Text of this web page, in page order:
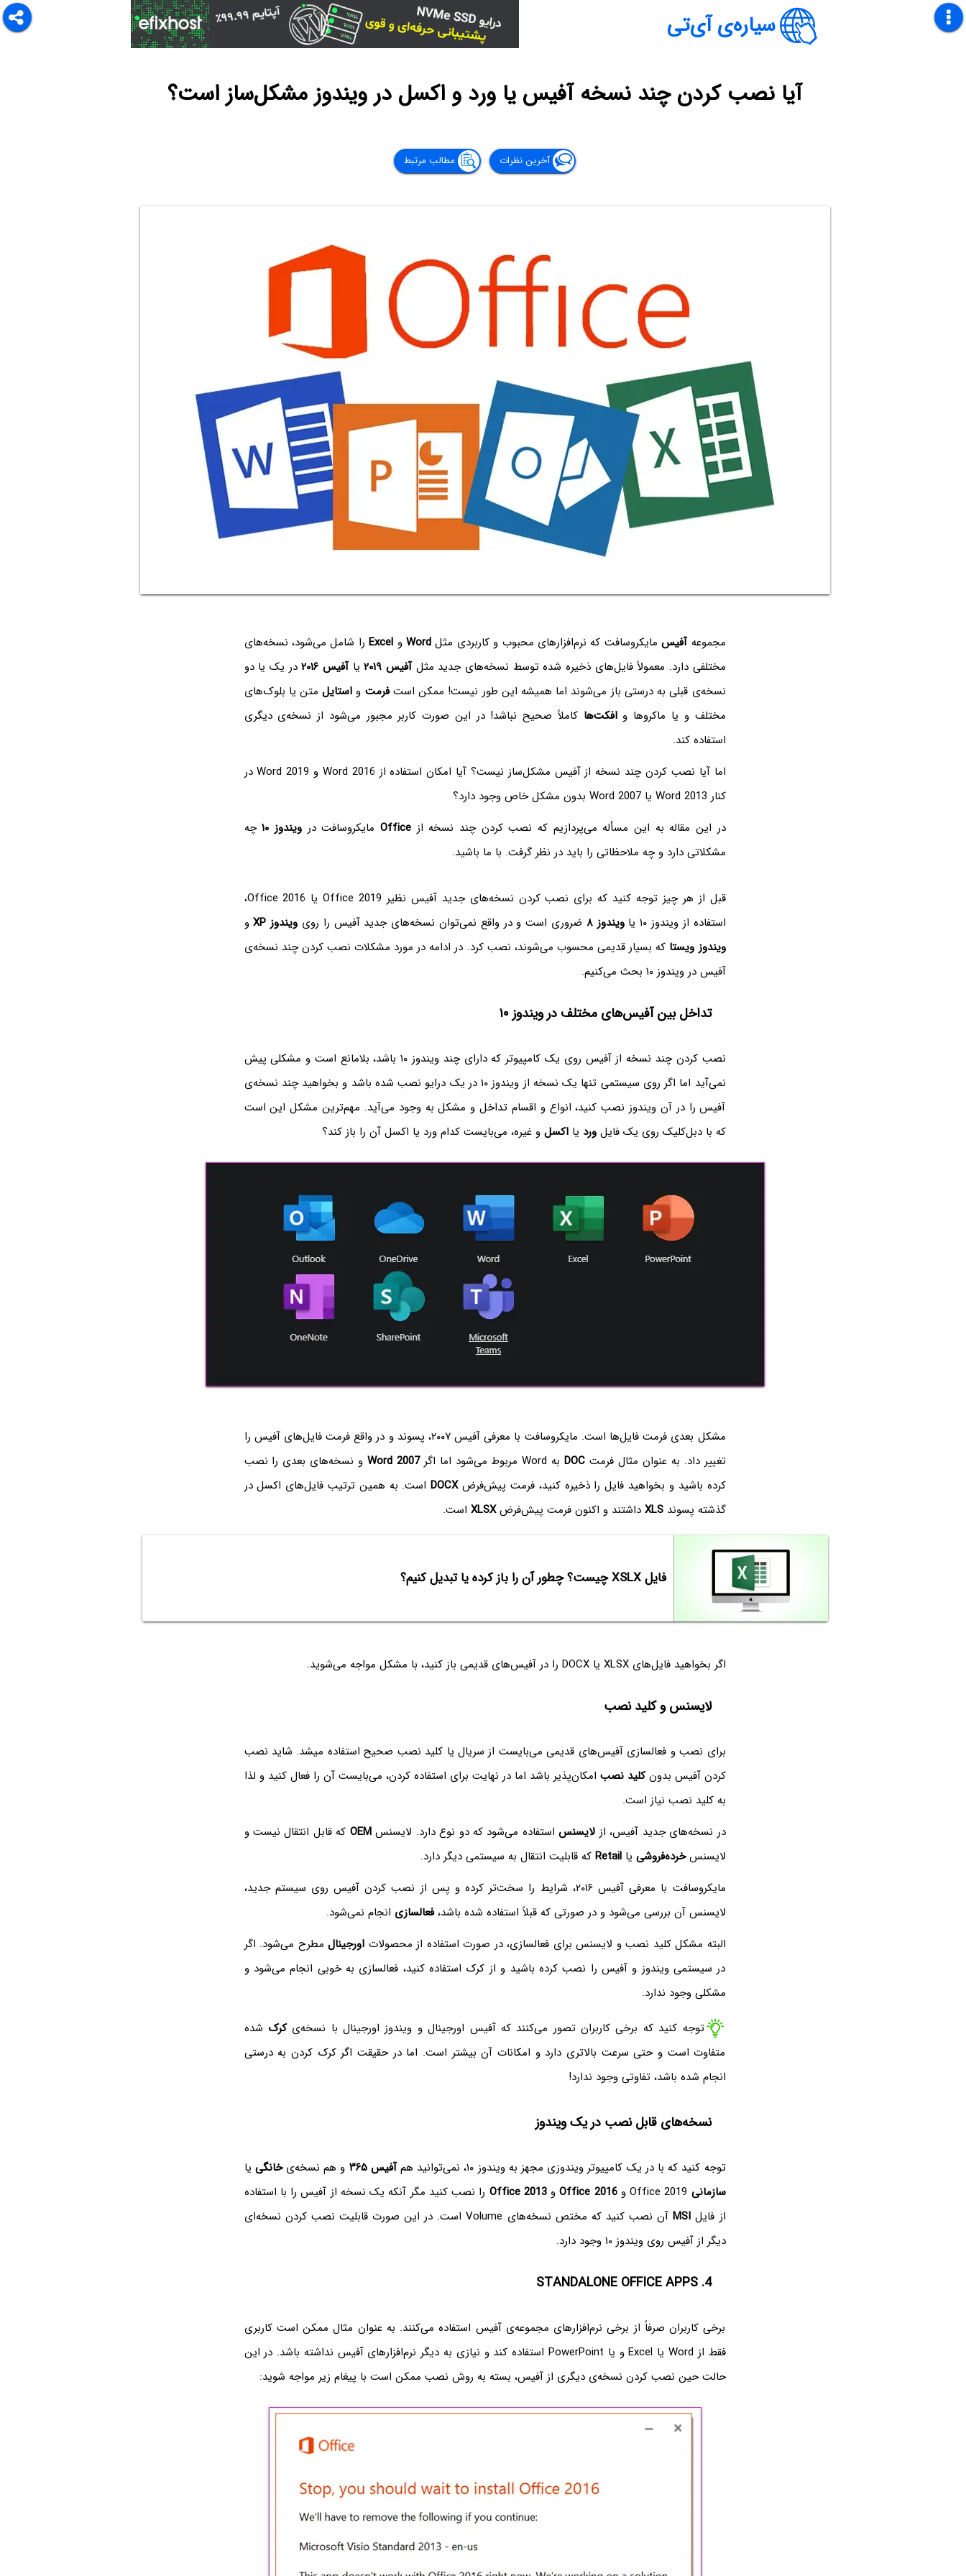
سیاره‌ی آی‌تی
آیا نصب کردن چند نسخه آفیس یا ورد و اکسل در ویندوز مشکل‌ساز است؟
آخرین نظرات مطالب مرتبط
مجموعهآفیسمایکروسافت که نرم‌افزارهای محبوب و کاربردی مثلWord و Excelرا شامل می‌شود، نسخه‌های
مختلفی دارد. معمولاً فایل‌های ذخیره شده توسط نسخه‌های جدید مثلآفیس ۲۰۱۹ یاآفیس ۲۰۱۶
در یک یا دو
نسخه‌ی قبلی به درستی باز می‌شوند اما همیشه این طور نیست! ممکن استفرمت و استایلمتن یا بلوک‌های
مختلف و یا ماکروها وافکت‌ها کاملاً صحیح نباشد! در این صورت کاربر مجبور می‌شود از نسخه‌ی دیگری
استفاده کند.
اما آیا نصب کردن چند نسخه از آفیس مشکل‌ساز نیست؟ آیا امکان استفاده از Word 2016 و Word 2019 در
کنار Word 2013 یا Word 2007 بدون مشکل خاص وجود دارد؟
در این مقاله به این مسأله می‌پردازیم که نصب کردن چند نسخه ازOffice مایکروسافت درویندوز ۱۰
چه
مشکلاتی دارد و چه ملاحظاتی را باید در نظر گرفت. با ما باشید.
قبل از هر چیز توجه کنید که برای نصب کردن نسخه‌های جدید آفیس نظیر Office 2019 یا Office 2016،
استفاده از ویندوز ۱۰ یا
ویندوز ۸ ضروری است و در واقع نمی‌توان نسخه‌های جدید آفیس را روی ویندوز XP
و
ویندوز ویستا که بسیار قدیمی محسوب می‌شوند، نصب کرد. در ادامه در مورد مشکلات نصب کردن چند نسخه‌ی
آفیس در ویندوز ۱۰ بحث می‌کنیم.
تداخل بین آفیس‌های مختلف در ویندوز ۱۰
نصب کردن چند نسخه از آفیس روی یک کامپیوتر که دارای چند ویندوز ۱۰ باشد، بلامانع است و مشکلی پیش
نمی‌آید اما اگر روی سیستمی تنها یک نسخه از ویندوز ۱۰ در یک درایو نصب شده باشد و بخواهید چند نسخه‌ی
آفیس را در آن ویندوز نصب کنید، انواع و اقسام تداخل و مشکل به وجود می‌آید. مهم‌ترین مشکل این است
که با دبل‌کلیک روی یک فایلورد یااکسل و غیره، می‌بایست کدام ورد یا اکسل آن را باز کند؟
مشکل بعدی فرمت فایل‌ها است. مایکروسافت با معرفی آفیس ۲۰۰۷، پسوند و در واقع فرمت فایل‌های آفیس را
تغییر داد. به عنوان مثال فرمت DOCبه Word مربوط می‌شود اما اگر Word 2007‌ و نسخه‌های بعدی را نصب
کرده باشید و بخواهید فایل را ذخیره کنید، فرمت پیش‌فرضDOCXاست. به همین ترتیب فایل‌های اکسل در
گذشته پسوندXLS داشتند و اکنون فرمت پیش‌فرضXLSX است.
فایل XSLX چیست؟ چطور آن را باز کرده یا تبدیل کنیم؟
اگر بخواهید فایل‌های XLSX یا DOCX را در آفیس‌های قدیمی باز کنید، با مشکل مواجه می‌شوید.
لایسنس و کلید نصب
برای نصب و فعالسازی آفیس‌های قدیمی می‌بایست از سریال یا کلید نصب صحیح استفاده میشد. شاید نصب
کردن آفیس بدونکلید نصب امکان‌پذیر باشد اما در نهایت برای استفاده کردن، می‌بایست آن را فعال کنید و لذا
به کلید نصب نیاز است.
در نسخه‌های جدید آفیس، از لایسنساستفاده می‌شود که دو نوع دارد. لایسنسOEM که قابل انتقال نیست و
لایسنسخرده‌فروشی یاRetail که قابلیت انتقال به سیستمی دیگر دارد.
مایکروسافت با معرفی آفیس ۲۰۱۶، شرایط را سخت‌تر کرده و پس از نصب کردن آفیس روی سیستم جدید،
لایسنس آن بررسی می‌شود و در صورتی که قبلاً استفاده شده باشد،فعالسازی انجام نمی‌شود.
البته مشکل کلید نصب و لایسنس برای فعالسازی، در صورت استفاده از محصولات اورجینال مطرح می‌شود. اگر
در سیستمی ویندوز و آفیس را نصب کرده باشید و از کرک استفاده کنید، فعالسازی به خوبی انجام می‌شود و
مشکلی وجود ندارد.
توجه کنید که برخی کاربران تصور می‌کنند که آفیس اورجینال و ویندوز اورجینال با نسخه‌یکرک شده
متفاوت است و حتی سرعت بالاتری دارد و امکانات آن بیشتر است. اما در حقیقت اگر کرک کردن به درستی
انجام شده باشد، تفاوتی وجود ندارد!
نسخه‌های قابل نصب در یک ویندوز
توجه کنید که با در یک کامپیوتر ویندوزی مجهز به ویندوز ۱۰، نمی‌توانید هم آفیس ۳۶۵ و هم نسخه‌یخانگی یا
سازمانی
Office 2016وOffice 2013 را نصب کنید مگر آنکه یک نسخه از آفیس را با استفاده
از فایل MSI
آن نصب کنید که مختص نسخه‌‌های Volume است. در این صورت قابلیت نصب کردن نسخه‌ای
دیگر از آفیس روی ویندوز ۱۰ وجود دارد.
4. STANDALONE OFFICE APPS
برخی کاربران صرفاً از برخی نرم‌افزارهای مجموعه‌ی آفیس استفاده می‌کنند. به عنوان مثال ممکن است کاربری
فقط از Word یا Excel و یا PowerPoint استفاده کند و نیازی به دیگر نرم‌افزارهای آفیس نداشته باشد. در این
حالت حین نصب کردن نسخه‌ی دیگری از آفیس، بسته به روش نصب ممکن است با پیغام زیر مواجه شوید: